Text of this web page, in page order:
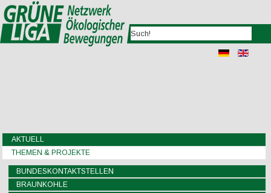
AKTUELL
THEMEN & PROJEKTE
BUNDESKONTAKTSTELLEN
BRAUNKOHLE